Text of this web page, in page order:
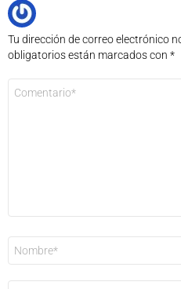
Tu dirección de correo electrónico
obligatorios están marcados con *